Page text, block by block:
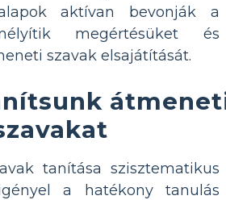
aktívan bevonják a
megértésüket és
szavak elsajátítását.
tanítása szisztematikus
a hatékony tanulás